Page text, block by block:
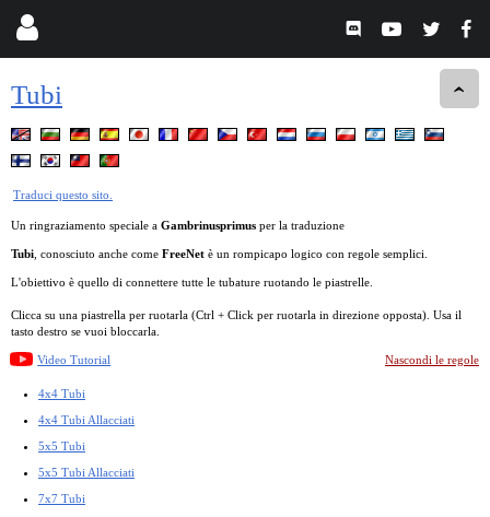
Tubi
Traduci questo sito.
Un ringraziamento speciale a Gambrinusprimus per la traduzione
Tubi , conosciuto anche come FreeNet è un rompicapo logico con regole semplici.
L'obiettivo è quello di connettere tutte le tubature ruotando le piastrelle.
Clicca su una piastrella per ruotarla (Ctrl + Click per ruotarla in direzione opposta). Usa il
tasto destro se vuoi bloccarla.
Video Tutorial Nascondi le regole
4x4 Tubi
4x4 Tubi Allacciati
5x5 Tubi
5x5 Tubi Allacciati
7x7 Tubi